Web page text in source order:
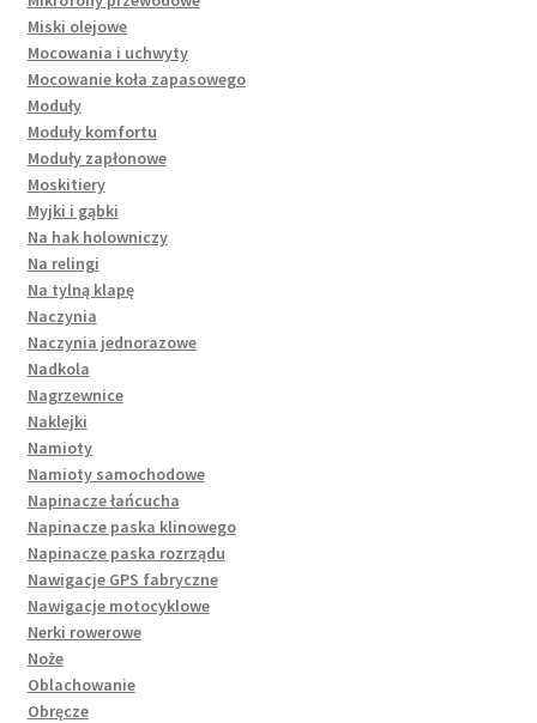
Miski olejowe
Mocowania i uchwyty
Mocowanie koła zapasowego
Moduły
Moduły komfortu
Moduły zapłonowe
Moskitiery
Myjki i gąbki
Na hak holowniczy
Na relingi
Na tylną klapę
Naczynia
Naczynia jednorazowe
Nadkola
Nagrzewnice
Naklejki
Namioty
Namioty samochodowe
Napinacze łańcucha
Napinacze paska klinowego
Napinacze paska rozrządu
Nawigacje GPS fabryczne
Nawigacje motocyklowe
Nerki rowerowe
Noże
Oblachowanie
Obręcze